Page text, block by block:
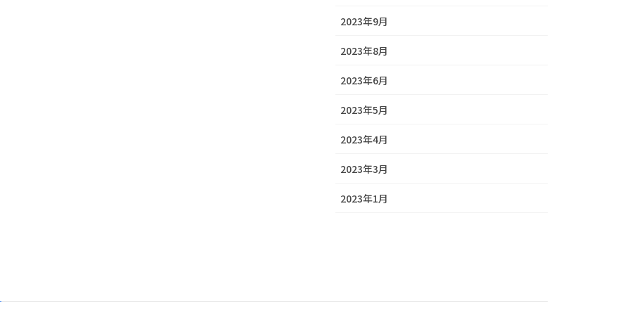
2023年9月
2023年8月
2023年6月
2023年5月
2023年4月
2023年3月
2023年1月